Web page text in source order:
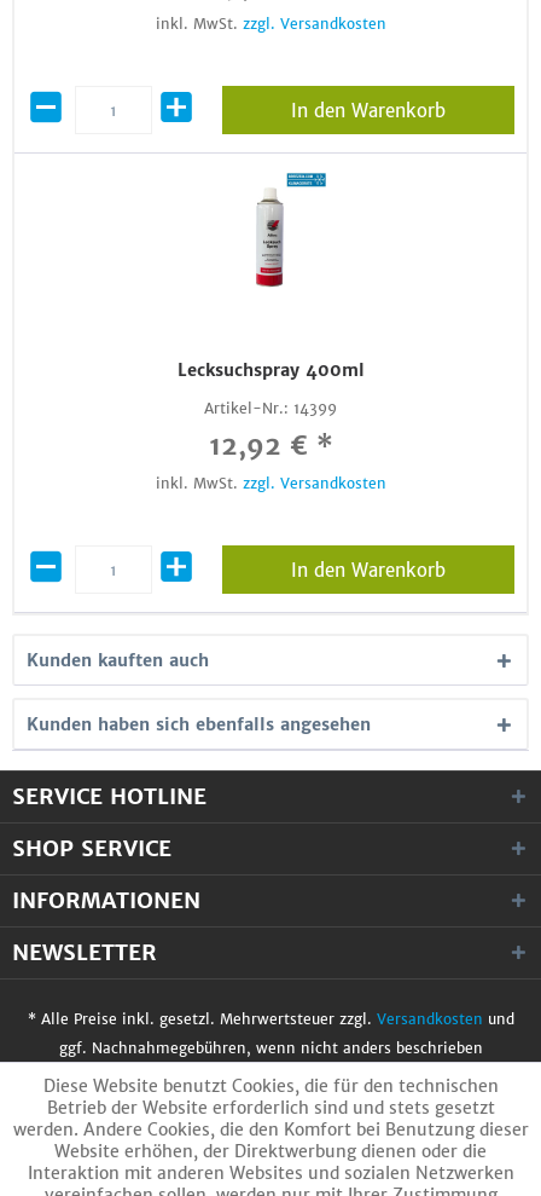
inkl. MwSt. zzgl. Versandkosten
In den Warenkorb
Lecksuchspray 400ml
Artikel-Nr.: 14399
12,92 € *
inkl. MwSt. zzgl. Versandkosten
In den Warenkorb
Kunden kauften auch
Kunden haben sich ebenfalls angesehen
SERVICE HOTLINE
SHOP SERVICE
INFORMATIONEN
NEWSLETTER
* Alle Preise inkl. gesetzl. Mehrwertsteuer zzgl. Versandkosten und
ggf. Nachnahmegebühren, wenn nicht anders beschrieben
Diese Website benutzt Cookies, die für den technischen
Betrieb der Website erforderlich sind und stets gesetzt
werden. Andere Cookies, die den Komfort bei Benutzung dieser
Website erhöhen, der Direktwerbung dienen oder die
Interaktion mit anderen Websites und sozialen Netzwerken